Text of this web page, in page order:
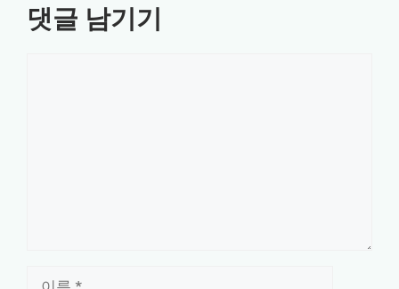
댓글 남기기